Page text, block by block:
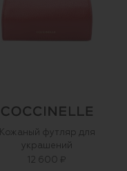
Кожаный футляр для
украшений
12 600 ₽